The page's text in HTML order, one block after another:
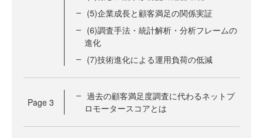
(5)企業成長と顧客満足の関係実証
(6)調査手法・統計解析・分析フレームの
進化
(7)技術進化による運用負荷の低減
Page 3
過去の顧客満足度調査に代わるネットプ
ロモータースコアとは